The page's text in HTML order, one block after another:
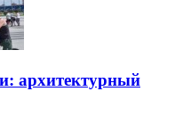
архитектурный